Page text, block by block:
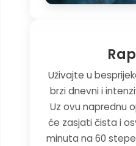
Uživajte u
brzi dnevni i
Uz ovu naprednu
će zasjati čista i
minuta na 60